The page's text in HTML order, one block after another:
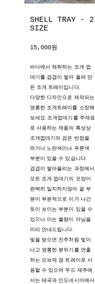
SHELL TRAY - 2
SIZE
15,000원
바다에서 채취하는 조개 껍
데기를 겹겹이 쌓아 올려 만
든 조개 트레이입니다.
다양한 디자인으로 제작되는
영롱한 조개트레이를 소장해
보세요. 조개껍데기를 주재료
로 사용하는 제품의 특성상
조개껍데기의 검은 반점을
띄거나 노란색이나 푸른색
부분이 있을 수 있습니다.
겹겹이 쌓아올리는 과정에서
모든 조개 껍데기의 모양이
완벽히 일치하지않아 끝 부
분이 부분적으로 이가 나간
듯이 보이는 부분이 있을 수
있으나 이는 불량이 아님을
미리 안내드립니다.
빛을 받으면 진주처럼 빛이
나고 영롱한 분위기를 연출
하는 오브제 겸 트레이로 사
용할 수 있으며 무드 제주에
서는 태국과 인도네시아에서